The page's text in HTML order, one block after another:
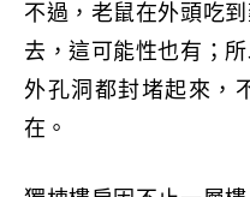
不過，老鼠在外頭吃
去，這可能性也有；
外孔洞都封堵起來，
在。